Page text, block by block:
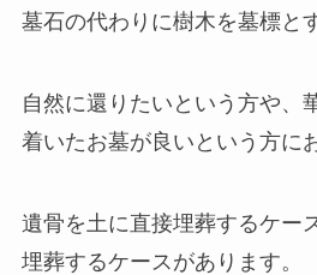
墓石の代わりに樹木を墓標と
自然に還りたいという方や、
着いたお墓が良いという方に
遺骨を土に直接埋葬するケー
埋葬するケースがあります。